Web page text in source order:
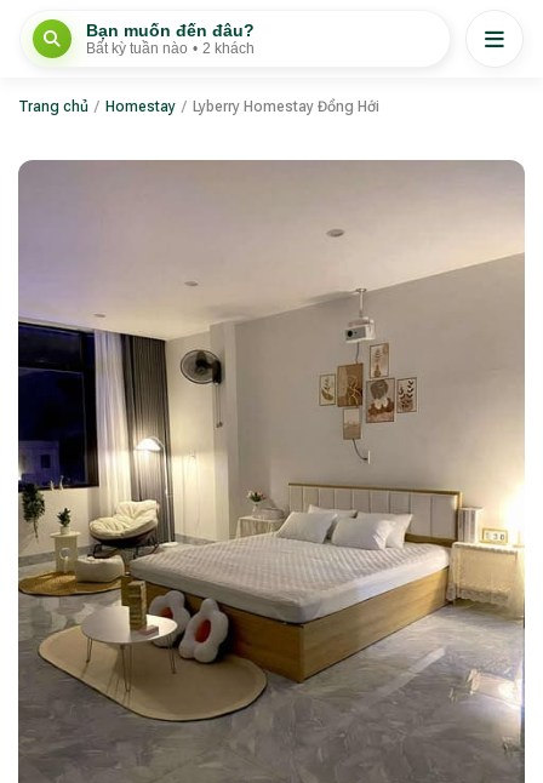
Bạn muốn đến đâu?
Bất kỳ tuần nào • 2 khách
Trang chủ / Homestay / Lyberry Homestay Đồng Hới